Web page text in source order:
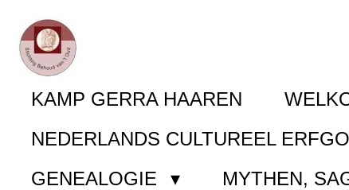
Ga
direct
naar
hoofdinhoud
KAMP GERRA HAAREN
NEDERLANDS CULTUREEL
GENEALOGIE
MYTHEN,